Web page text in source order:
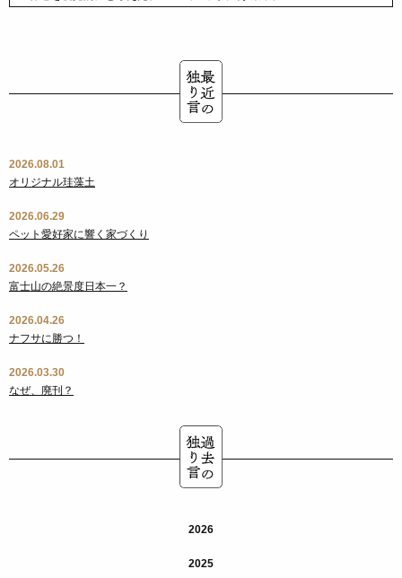
2026.08.01
オリジナル珪藻土
2026.06.29
ペット愛好家に響く家づくり
2026.05.26
富士山の絶景度日本一？
2026.04.26
ナフサに勝つ！
2026.03.30
なぜ、廃刊？
2026
2025